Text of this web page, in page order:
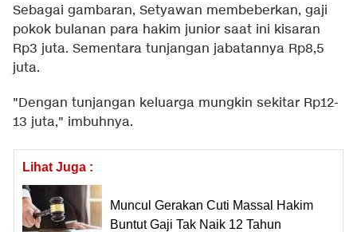
Sebagai gambaran, Setyawan membeberkan, gaji
pokok bulanan para hakim junior saat ini kisaran
Rp3 juta. Sementara tunjangan jabatannya Rp8,5
juta.
"Dengan tunjangan keluarga mungkin sekitar Rp12-
13 juta," imbuhnya.
Lihat Juga :
Muncul Gerakan Cuti Massal Hakim
Buntut Gaji Tak Naik 12 Tahun